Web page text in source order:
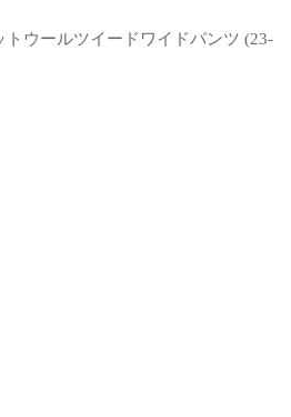
トウールツイードワイドパンツ (23-